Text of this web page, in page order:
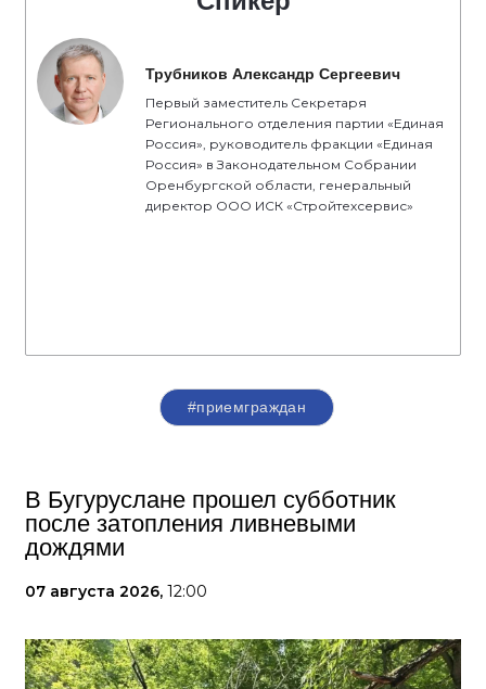
Трубников Александр Сергеевич
Первый заместитель Секретаря
Регионального отделения партии «Единая
Россия», руководитель фракции «Единая
Россия» в Законодательном Собрании
Оренбургской области, генеральный
директор ООО ИСК «Стройтехсервис»
#приемграждан
В Бугуруслане прошел субботник
после затопления ливневыми
дождями
07 августа 2026, 12:00